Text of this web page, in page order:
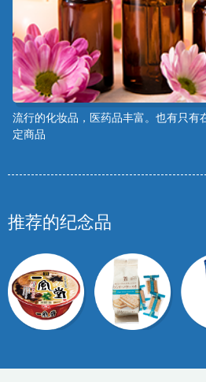
流行的化妆品，医药品丰富。也有只有
定商品
推荐的纪念品